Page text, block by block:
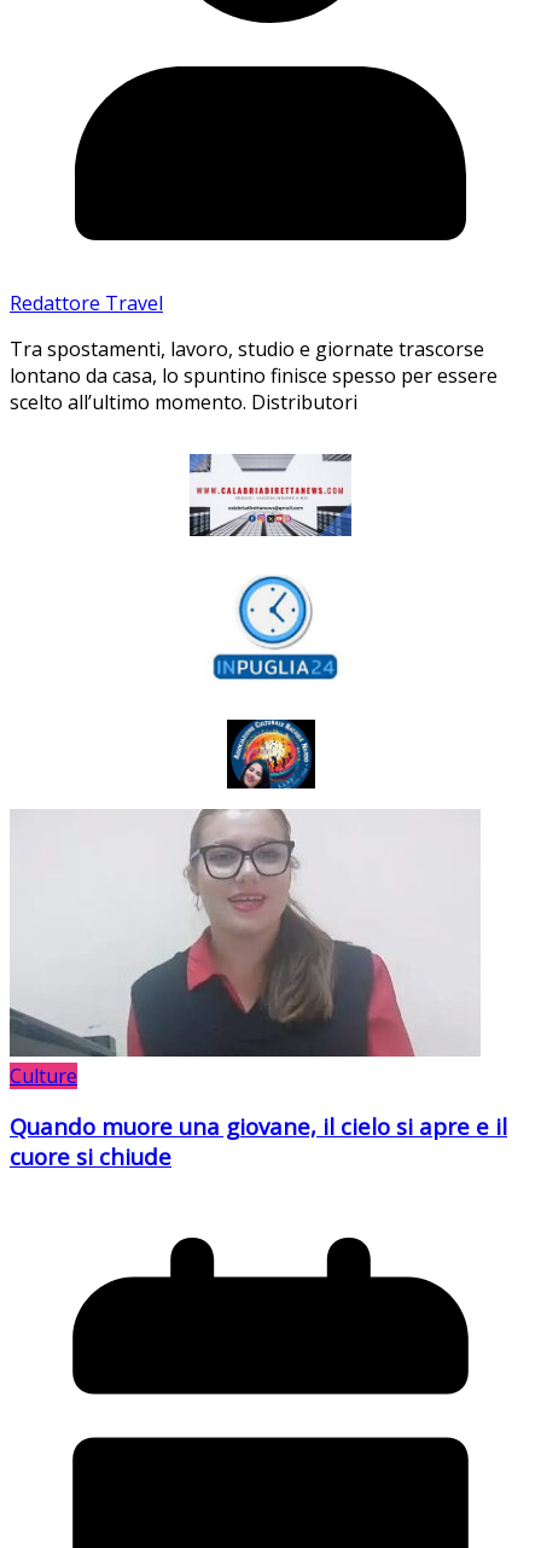
Redattore Travel
Tra spostamenti, lavoro, studio e giornate trascorse
lontano da casa, lo spuntino finisce spesso per essere
scelto all’ultimo momento. Distributori
Culture
Quando muore una giovane, il cielo si apre e il
cuore si chiude